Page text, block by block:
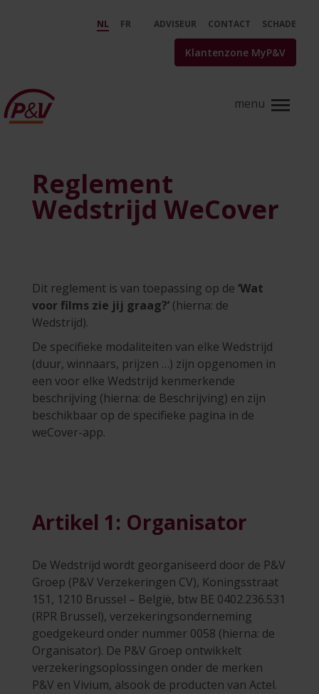
Wecover - Challenge Netflix -
NL FR ADVISEUR CONTACT SCHADE
Klantenzone MyP&V
Reglement
Wedstrijd WeCover
Dit reglement is van toepassing op de ‘Wat
voor films zie jij graag?’ (hierna: de
Wedstrijd).
De specifieke modaliteiten van elke Wedstrijd
(duur, winnaars, prijzen …) zijn opgenomen in
een voor elke Wedstrijd kenmerkende
beschrijving (hierna: de Beschrijving) en zijn
beschikbaar op de specifieke pagina in de
weCover-app.
Artikel 1: Organisator
De Wedstrijd wordt georganiseerd door de P&V
Groep (P&V Verzekeringen CV), Koningsstraat
151, 1210 Brussel – België, btw BE 0402.236.531
(RPR Brussel), verzekeringsonderneming
goedgekeurd onder nummer 0058 (hierna: de
Organisator). De P&V Groep ontwikkelt
verzekeringsoplossingen onder de merken
P&V en Vivium, alsook de producten van Actel.